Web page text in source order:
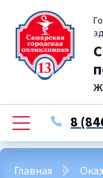
8
Главная